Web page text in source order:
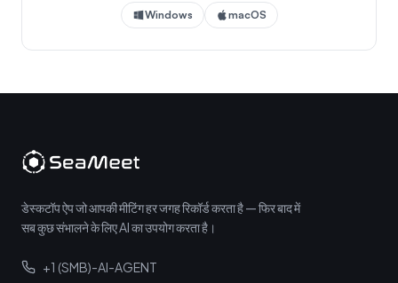
Windows macOS
डेस्कटॉप ऐप जो आपकी मीटिंग हर जगह रिकॉर्ड करता है — फिर बाद में
सब कुछ संभालने के लिए AI का उपयोग करता है।
+1 (SMB)-AI-AGENT